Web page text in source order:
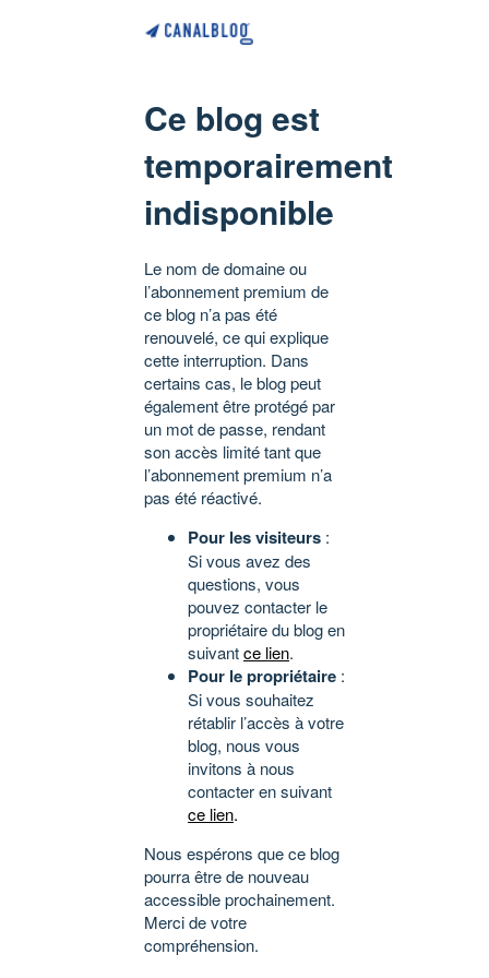
Ce blog est
temporairement
indisponible
Le nom de domaine ou
l’abonnement premium de
ce blog n’a pas été
renouvelé, ce qui explique
cette interruption. Dans
certains cas, le blog peut
également être protégé par
un mot de passe, rendant
son accès limité tant que
l’abonnement premium n’a
pas été réactivé.
Pour les visiteurs :
Si vous avez des
questions, vous
pouvez contacter le
propriétaire du blog en
suivantce lien.
Pour le propriétaire :
Si vous souhaitez
rétablir l’accès à votre
blog, nous vous
invitons à nous
contacter en suivant
ce lien.
Nous espérons que ce blog
pourra être de nouveau
accessible prochainement.
Merci de votre
compréhension.